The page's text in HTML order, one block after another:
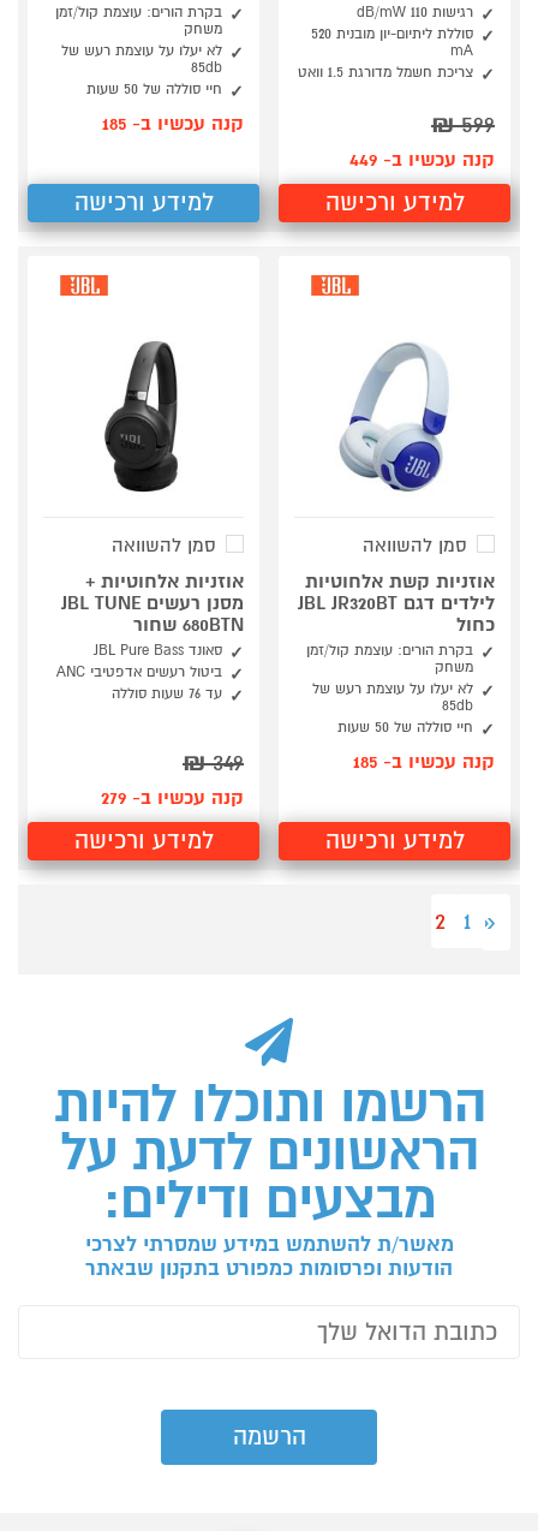
רגישות 110 dB/mW
סוללת ליתיום-יון מובנית 520
mA
צריכת חשמל מדורגת 1.5 וואט
599
₪
קנה עכשיו ב- 449
למידע ורכישה
בקרת הורים: עוצמת קול/זמן
משחק
לא יעלו על עוצמת רעש של
85db
חיי סוללה של 50 שעות
קנה עכשיו ב- 185
למידע ורכישה
סמן להשוואה
אוזניות קשת אלחוטיות
לילדים דגם JBL JR320BT
כחול
בקרת הורים: עוצמת קול/זמן
משחק
לא יעלו על עוצמת רעש של
85db
חיי סוללה של 50 שעות
קנה עכשיו ב- 185
למידע ורכישה
סמן להשוואה
אוזניות אלחוטיות +
מסנן רעשים JBL TUNE
680BTN שחור
סאונד JBL Pure Bass
ביטול רעשים אדפטיבי ANC
עד 76 שעות סוללה
349
₪
קנה עכשיו ב- 279
למידע ורכישה
«
1
2
הרשמו ותוכלו להיות
הראשונים לדעת על
מבצעים ודילים:
מאשר/ת להשתמש במידע שמסרתי לצרכי
הודעות ופרסומות כמפורט בתקנון שבאתר